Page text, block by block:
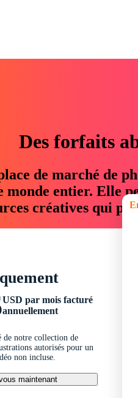
Des forfaits
de marché de
monde entier. Elle
créatives qui
USD par mois facturé
annuellement
de notre collection de
autorisés pour un
non incluse.
maintenant
En